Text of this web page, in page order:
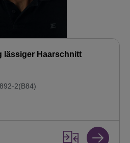
lässiger Haarschnitt
2(B84)